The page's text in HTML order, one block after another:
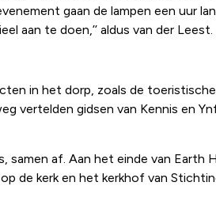
gaan de lampen een uur
aan te doen,’’ aldus van der Leest.
in het dorp, zoals de
vertelden gidsen van Kennis en
samen af. Aan het einde van
de kerk en het kerkhof van